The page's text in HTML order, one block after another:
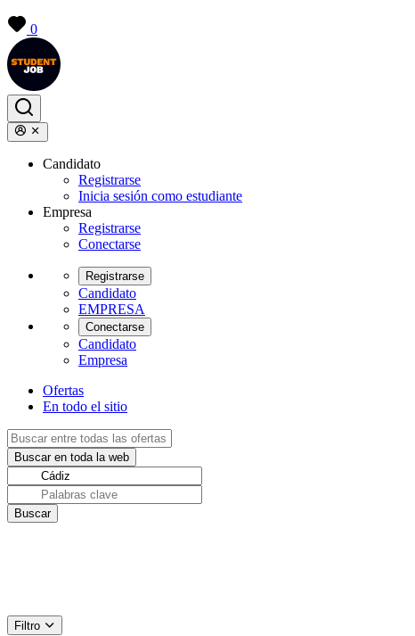
0
Candidato
Registrarse
Inicia sesión como estudiante
Empresa
Registrarse
Conectarse
Registrarse
Candidato
EMPRESA
Conectarse
Candidato
Empresa
Ofertas
En todo el sitio
Filtro